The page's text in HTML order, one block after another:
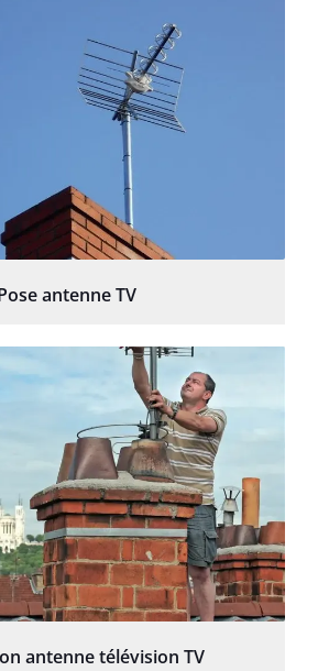
antenne TV
antenne télévision TV